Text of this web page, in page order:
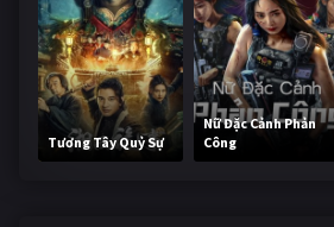
Tương Tây Quỷ Sự
Nữ Đặc Cảnh Phản
Công